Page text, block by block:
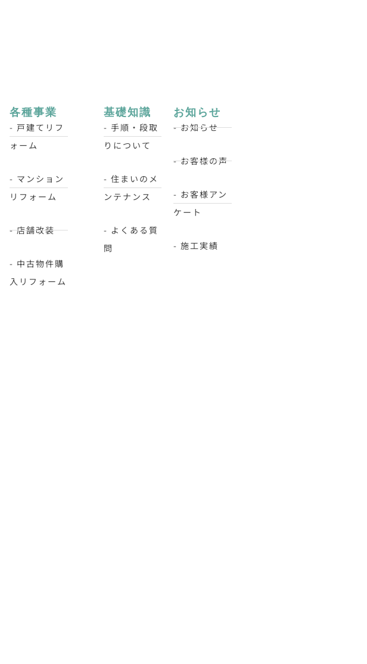
各種事業
- 戸建てリフ
ォーム
- マンション
リフォーム
- 店舗改装
- 中古物件購
入リフォーム
基礎知識
- 手順・段取
りについて
- 住まいのメ
ンテナンス
- よくある質
問
お知らせ
- お知らせ
- お客様の声
- お客様アン
ケート
- 施工実績